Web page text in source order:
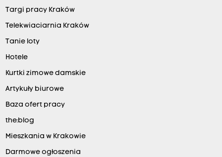
Targi pracy Kraków
Telekwiaciarnia Kraków
Tanie loty
Hotele
Kurtki zimowe damskie
Artykuły biurowe
Baza ofert pracy
the:blog
Mieszkania w Krakowie
Darmowe ogłoszenia